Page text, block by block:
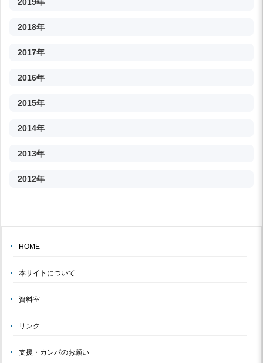
2018年
2017年
2016年
2015年
2014年
2013年
2012年
HOME
本サイトについて
資料室
リンク
支援・カンパのお願い